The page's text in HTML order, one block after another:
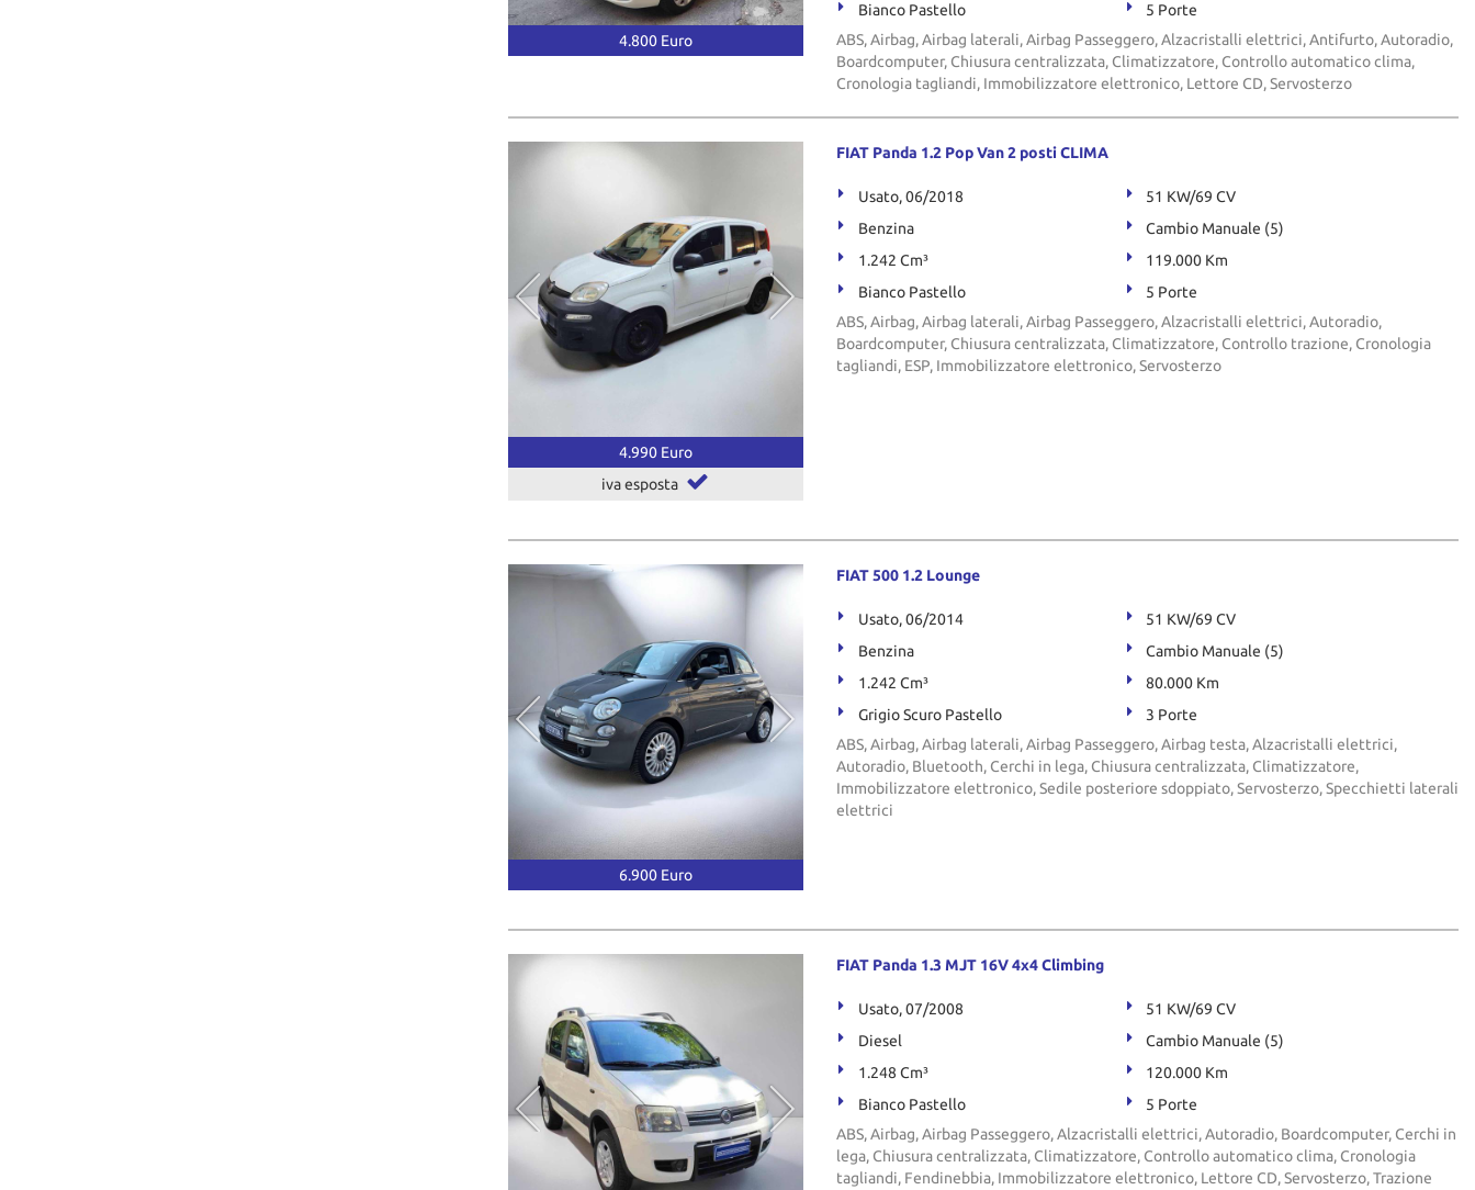
4.800 Euro
Bianco Pastello
5 Porte
ABS, Airbag, Airbag laterali, Airbag Passeggero, Alzacristalli elettrici, Antifurto, Autoradio,
Boardcomputer, Chiusura centralizzata, Climatizzatore, Controllo automatico clima,
Cronologia tagliandi, Immobilizzatore elettronico, Lettore CD, Servosterzo
4.990 Euro
iva esposta
FIAT Panda 1.2 Pop Van 2 posti CLIMA
Usato, 06/2018
51 KW/69 CV
Benzina
Cambio Manuale (5)
1.242 Cm³
119.000 Km
Bianco Pastello
5 Porte
ABS, Airbag, Airbag laterali, Airbag Passeggero, Alzacristalli elettrici, Autoradio,
Boardcomputer, Chiusura centralizzata, Climatizzatore, Controllo trazione, Cronologia
tagliandi, ESP, Immobilizzatore elettronico, Servosterzo
6.900 Euro
FIAT 500 1.2 Lounge
Usato, 06/2014
51 KW/69 CV
Benzina
Cambio Manuale (5)
1.242 Cm³
80.000 Km
Grigio Scuro Pastello
3 Porte
ABS, Airbag, Airbag laterali, Airbag Passeggero, Airbag testa, Alzacristalli elettrici,
Autoradio, Bluetooth, Cerchi in lega, Chiusura centralizzata, Climatizzatore,
Immobilizzatore elettronico, Sedile posteriore sdoppiato, Servosterzo, Specchietti laterali
elettrici
FIAT Panda 1.3 MJT 16V 4x4 Climbing
Usato, 07/2008
51 KW/69 CV
Diesel
Cambio Manuale (5)
1.248 Cm³
120.000 Km
Bianco Pastello
5 Porte
ABS, Airbag, Airbag Passeggero, Alzacristalli elettrici, Autoradio, Boardcomputer, Cerchi in
lega, Chiusura centralizzata, Climatizzatore, Controllo automatico clima, Cronologia
tagliandi, Fendinebbia, Immobilizzatore elettronico, Lettore CD, Servosterzo, Trazione